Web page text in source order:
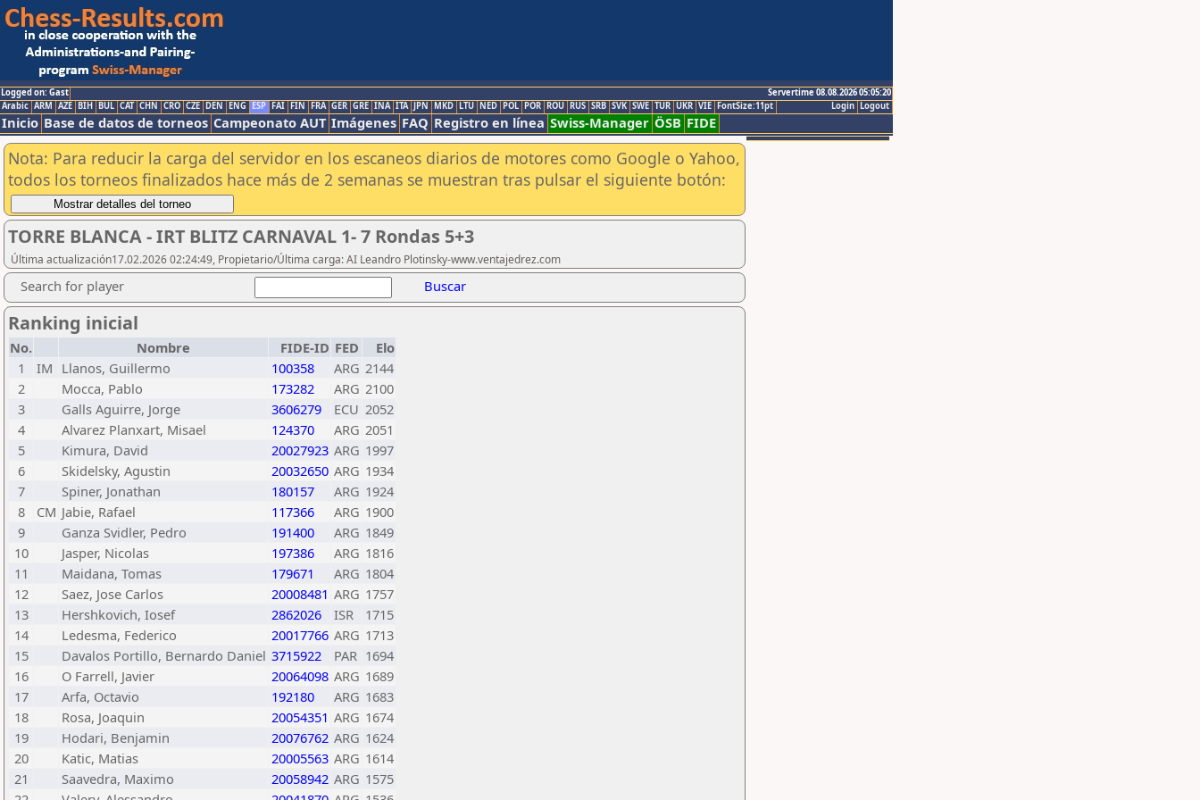
Logged on: Gast
Servertime 08.08.2026 05:05:20
Logout
Login
Arabic ARM AZE BIH BUL CAT CHN CRO CZE DEN ENG ESP FAI FIN FRA GER GRE INA ITA JPN MKD LTU NED POL POR ROU RUS SRB SVK SWE TUR UKR VIE FontSize:11pt
Inicio Base de datos de torneos Campeonato AUT Imágenes FAQ Registro en línea Swiss-Manager ÖSB FIDE
Nota: Para reducir la carga del servidor en los escaneos diarios de motores como Google o Yahoo,
todos los torneos finalizados hace más de 2 semanas se muestran tras pulsar el siguiente botón:
TORRE BLANCA - IRT BLITZ CARNAVAL 1- 7 Rondas 5+3
Última actualización17.02.2026 02:24:49, Propietario/Última carga: AI Leandro Plotinsky-www.ventajedrez.com
Search for player Buscar
Ranking inicial
No. Nombre FIDE-ID FED
Elo
1
IM Llanos, Guillermo 100358 ARG 2144
2
Mocca, Pablo 173282 ARG 2100
3
Galls Aguirre, Jorge 3606279 ECU 2052
4
Alvarez Planxart, Misael 124370 ARG 2051
5
Kimura, David 20027923 ARG 1997
6
Skidelsky, Agustin 20032650 ARG 1934
7
Spiner, Jonathan 180157 ARG 1924
8
CM Jabie, Rafael 117366 ARG 1900
9
Ganza Svidler, Pedro 191400 ARG 1849
10
Jasper, Nicolas 197386 ARG 1816
11
Maidana, Tomas 179671 ARG 1804
12
Saez, Jose Carlos 20008481 ARG 1757
13
Hershkovich, Iosef 2862026 ISR
1715
14
Ledesma, Federico 20017766 ARG 1713
15
Davalos Portillo, Bernardo Daniel 3715922 PAR 1694
16
O Farrell, Javier 20064098 ARG 1689
17
Arfa, Octavio 192180 ARG 1683
18
Rosa, Joaquin 20054351 ARG 1674
19
Hodari, Benjamin 20076762 ARG 1624
20
Katic, Matias 20005563 ARG 1614
21
Saavedra, Maximo 20058942 ARG 1575